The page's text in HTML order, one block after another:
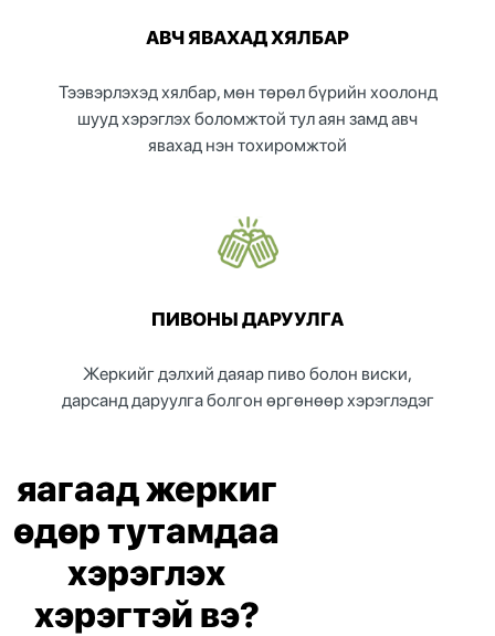
АВЧ ЯВАХАД ХЯЛБАР
Тээвэрлэхэд хялбар, мөн төрөл бүрийн хоолонд
шууд хэрэглэх боломжтой тул аян замд авч
явахад нэн тохиромжтой
ПИВОНЫ ДАРУУЛГА
Жеркийг дэлхий даяар пиво болон виски,
дарсанд даруулга болгон өргөнөөр хэрэглэдэг
яагаад жеркиг
өдөр тутамдаа
хэрэглэх
хэрэгтэй вэ?